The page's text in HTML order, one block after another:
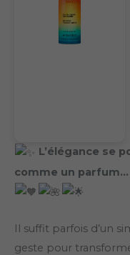
L’élégance se
comme un parfum…
Il suffit parfois d’un
geste pour